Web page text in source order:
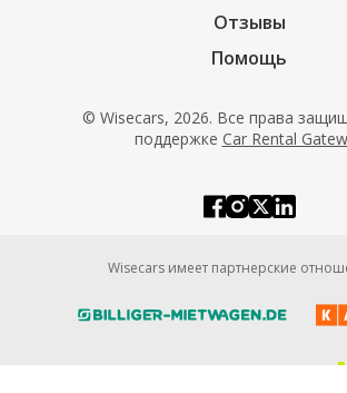
Отзывы
Помощь
© Wisecars, 2026. Все права
поддержке Car Rental
Wisecars имеет партнерские